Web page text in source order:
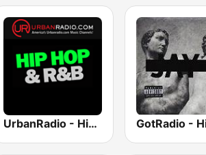
UrbanRadio - Hip Hop & RnB